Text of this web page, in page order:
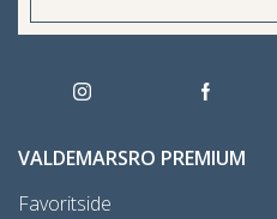
VALDEMARSRO PREMIUM
Favoritside